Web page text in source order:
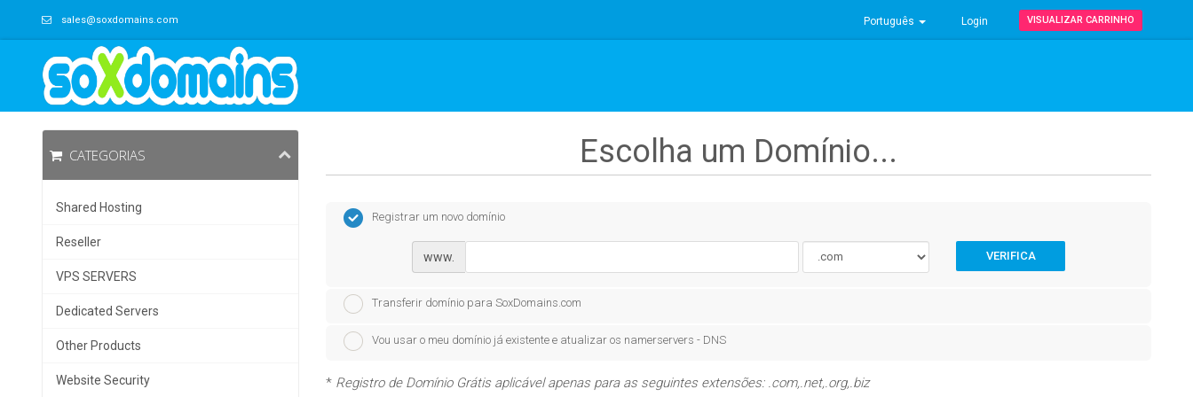
sales@soxdomains.com Português Login VISUALIZAR CARRINHO
Escolha um Domínio...
CATEGORIAS
Shared Hosting
Reseller
VPS SERVERS
Dedicated Servers
Other Products
Website Security
Registrar um novo domínio
www. VERIFICA
Transferir domínio para SoxDomains.com
Vou usar o meu domínio já existente e atualizar os namerservers - DNS
* Registro de Domínio Grátis aplicável apenas para as seguintes extensões: .com,.net,.org,.biz